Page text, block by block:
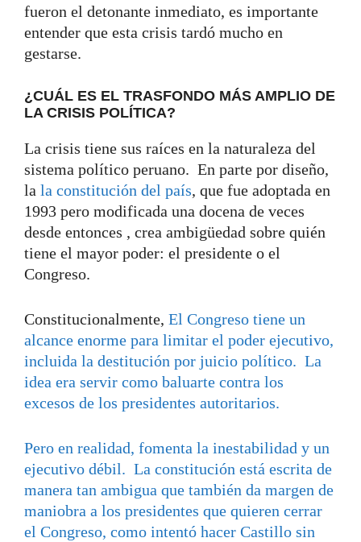
fueron el detonante inmediato, es importante
entender que esta crisis tardó mucho en
gestarse.
¿CUÁL ES EL TRASFONDO MÁS AMPLIO DE
LA CRISIS POLÍTICA?
La crisis tiene sus raíces en la naturaleza del
sistema político peruano. En parte por diseño,
la la constitución del país, que fue adoptada en
1993 pero modificada una docena de veces
desde entonces , crea ambigüedad sobre quién
tiene el mayor poder: el presidente o el
Congreso.
Constitucionalmente, El Congreso tiene un
alcance enorme para limitar el poder ejecutivo,
incluida la destitución por juicio político. La
idea era servir como baluarte contra los
excesos de los presidentes autoritarios.
Pero en realidad, fomenta la inestabilidad y un
ejecutivo débil. La constitución está escrita de
manera tan ambigua que también da margen de
maniobra a los presidentes que quieren cerrar
el Congreso, como intentó hacer Castillo sin